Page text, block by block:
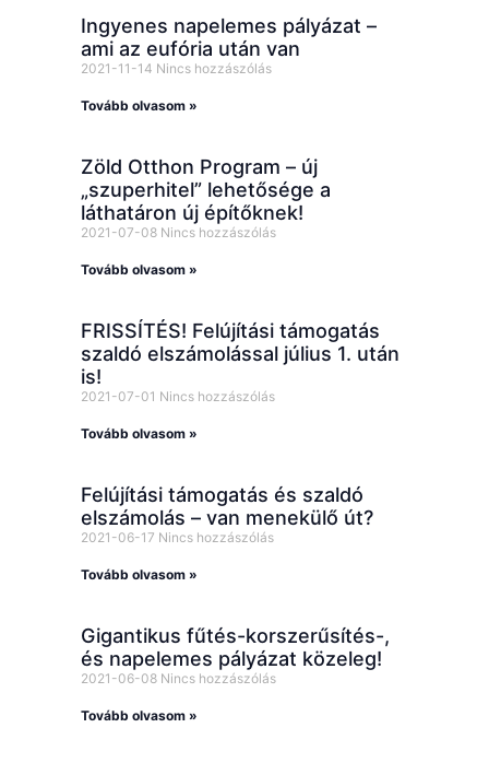
Ingyenes napelemes pályázat –
ami az eufória után van
2021-11-14 Nincs hozzászólás
Tovább olvasom »
Zöld Otthon Program – új
„szuperhitel” lehetősége a
láthatáron új építőknek!
2021-07-08 Nincs hozzászólás
Tovább olvasom »
FRISSÍTÉS! Felújítási támogatás
szaldó elszámolással július 1. után
is!
2021-07-01 Nincs hozzászólás
Tovább olvasom »
Felújítási támogatás és szaldó
elszámolás – van menekülő út?
2021-06-17 Nincs hozzászólás
Tovább olvasom »
Gigantikus fűtés-korszerűsítés-,
és napelemes pályázat közeleg!
2021-06-08 Nincs hozzászólás
Tovább olvasom »